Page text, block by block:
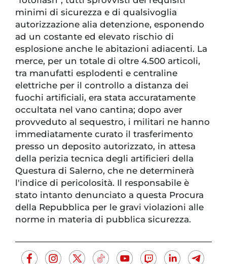
minimi di sicurezza e di qualsivoglia
autorizzazione alia detenzione, esponendo
ad un costante ed elevato rischio di
esplosione anche le abitazioni adiacenti. La
merce, per un totale di oltre 4.500 articoli,
tra manufatti esplodenti e centraline
elettriche per il controllo a distanza dei
fuochi artificiali, era stata accuratamente
occultata nel vano cantina; dopo aver
provveduto al sequestro, i militari ne hanno
immediatamente curato il trasferimento
presso un deposito autorizzato, in attesa
della perizia tecnica degli artificieri della
Questura di Salerno, che ne determinerà
l'indice di pericolosità. Il responsabile è
stato intanto denunciato a questa Procura
della Repubblica per le gravi violazioni alle
norme in materia di pubblica sicurezza.